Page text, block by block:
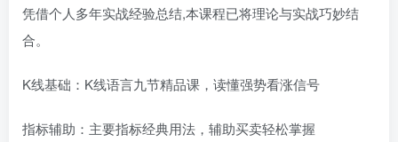
凭借个人多年实战经验总结,本课程已将理论与实战巧妙结
合。
K线基础：K线语言九节精品课，读懂强势看涨信号
指标辅助：主要指标经典用法，辅助买卖轻松掌握